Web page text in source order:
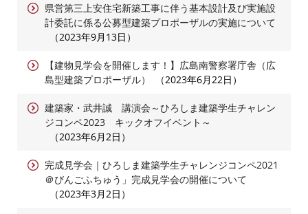
県営第三上安住宅新築工事に伴う基本設計及び実施設
計委託に係る公募型建築プロポーザルの実施について
2023年9月13日
【建物見学会を開催します！】広島南警察署庁舎（広
島型建築プロポーザル）
2023年6月22日
建築家・武井誠 講演会～ひろしま建築学生チャレン
ジコンペ2023 キックオフイベント～
2023年6月2日
完成見学会｜ひろしま建築学生チャレンジコンペ2021
＠びんごふちゅう」完成見学会の開催について
2023年3月2日